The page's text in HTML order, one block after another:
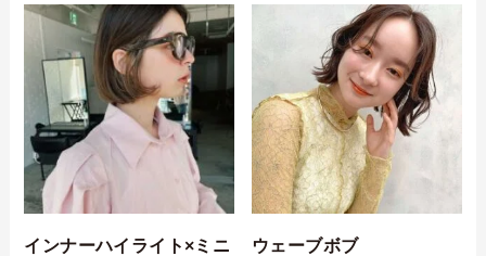
インナーハイライト×ミニ
ウェーブボブ